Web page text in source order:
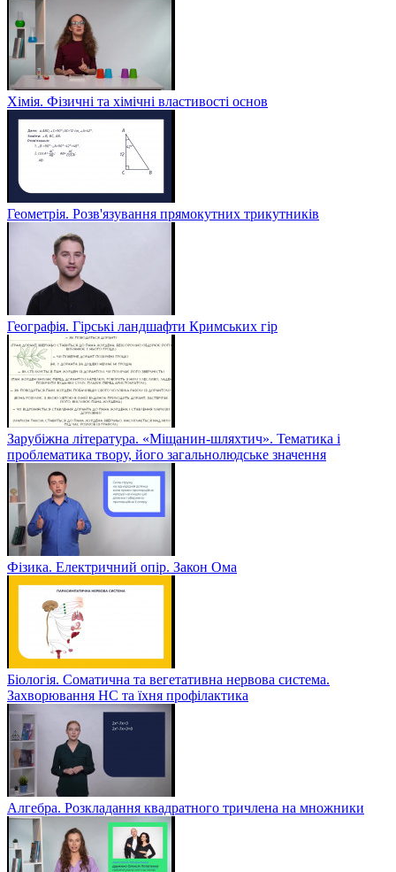
Хімія. Фізичні та хімічні властивості основ
Геометрія. Розв'язування прямокутних трикутників
Географія. Гірські ландшафти Кримських гір
Зарубіжна література. «Міщанин-шляхтич». Тематика і
проблематика твору, його загальнолюдське значення
Фізика. Електричний опір. Закон Ома
Біологія. Соматична та вегетативна нервова система.
Захворювання НС та їхня профілактика
Алгебра. Розкладання квадратного тричлена на множники